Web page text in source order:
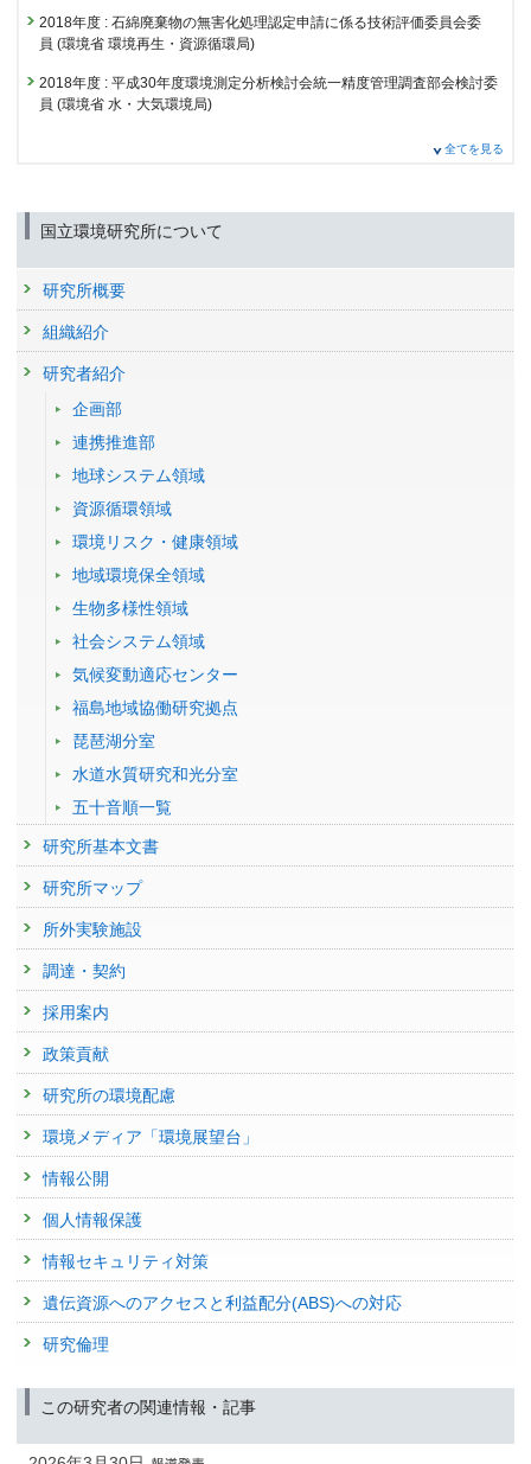
22657 : 災害時の資源循環・廃棄物マネジメント強靭化戦略の確立
22773 : 負の遺産対策・難循環物質に係る処理技術及び計測手法の開発・
評価
22774 : 災害廃棄物の処理における石綿の適正管理に関する研究
2013年度
評価
22368 : 災害廃棄物の処理における石綿の適正管理に関する研究
22495 : アスベスト含有建材の選別手法確立と再生砕石の安全性評価に関
する研究
22523 : 災害廃棄物及び放射性物質汚染廃棄物等の処理処分等技術システ
ムの確立に関する研究
22526 : 放射性物質に汚染された廃棄物及び土壌等の安全かつ効率的な処
2012年度
21779 : 災害・放射性物質汚染廃棄物等の処理処分技術・システムの構築
21879 : 負の遺産対策・難循環物質に係る処理技術及び計測手法の開発・
する研究
22048 : 放射性物質に汚染された廃棄物等の安全かつ効率的な処理処分等
に関する調査研究
22052 : 災害廃棄物及び放射性物質汚染廃棄物等の処理処分等技術システ
ムの確立に関する研究
22106 : 資源循環・適正処理を支援する基盤技術研究
2011年度
21425 : 石綿含有廃棄物の処理・再資源化過程における石綿の適正管理に
関する研究
21504 : 負の遺産対策・難循環物質に係る処理技術及び計測手法の開発・
評価
21565 : アスベスト含有建材の選別手法確立と再生砕石の安全性評価に関
する研究
21588 : 資源循環・適正処理を支援する基盤技術研究
2010年度
21002 : 資源性・有害性をもつ物質の循環管理方策の立案と評価
21103 : 石綿含有廃棄物の処理・再資源化過程における石綿の適正管理に
関する研究
21146 : 試験評価・モニタリング手法の高度化・体系化
21169 : 廃棄物の不適正管理に伴う負の遺産対策
2009年度
20464 : 廃棄物の不適正管理に伴う負の遺産対策
20465 : 循環資源・廃棄物の試験評価・モニタリング手法の高度化・体系
20712 (2018)
焼却炉排ガス中の放射性セシウム濃度測定方法の粒子個数
Iino S.(飯野翔太), Takahashi K.(高橋克行), Shoji T.(庄司貴),
掲載誌 :廃棄物資源循環学会論文誌, 29:175-183 (2018)
福島第一原子力発電所近傍における解体工事従事者の外部
被ばく量の評価
発表者 : Yamamoto T.(山本貴士)
崎隆雄),Suzuki G.(鈴木剛)
康), Shiraishi F.(白石不二雄),
掲載誌 :保健物理, 52(4):259-264 (2017)
キレート処理済み一般廃棄物焼却飛灰粒子の元素分布の相
関分析によるTiの化学形態分析
発表者 :Kitamura H.(北村洋樹), Dahlan A. V.(Astryd Viandila Dahlan),
Tian Y.(田宇), Shimaoka T.(島岡隆行),
F.(高橋史武)
査読付き 原著論文
naphthalenes in an industrial waste incinerator
発表者 :Yamamoto T.(山本貴士)
掲載誌 : Environmental Science and Pollution Research, 1-9 (2016)
査読付き 原著論文
number concentration determined by transmission electron
microscopy
発表者 : Yamamoto T.(山本貴士)
Terazono A.(寺園淳)
掲載誌 :
Journal of Material Cycles and Waste Management, 1-9 (2016)
7.4 石綿（アスベスト）
発表者 :山本貴士
査読付き 原著論文
Development of a testing method for asbestos fibers in
treated materials of asbestos containing wastes by
transmission electron microscopy
Sakai S.
掲載誌 :
Destruction of polychlorinated naphthalenes by a high-
temperature melting treatment (GeoMelt Process)
発表者 :Yamamoto T.(山本貴士), Yasufumi K., Nakauchi H., Abuku T.,
Noma Y.
掲載誌 :Environmental Science and Pollution Research, 21(12):7557-
7566 (2014)
高温溶融によるポリ塩化ナフタレンの分解処理
学会等名称 :第34回廃棄物資源循環学会研究発表会 (2023)
予稿集名 : 同予稿集, 523-524
研究発表
AIを用いた位相差顕微鏡画像解析による気中アスベスト繊
, 岩崎一晴, 飯田裕貴子, 結城健一, 仲地史裕, 山城勇人,
予稿集名 :同予稿集, 246
大気降下物中マイクロプラスチックの調査
発表者 :山本貴士, 高田恭子
学会等名称 :
会) (2023)
予稿集名 :同要旨集, 433-434
研究発表
AIを用いた位相差顕微鏡画像解析による気中アスベスト繊
発表者 :山本貴士 , 岩崎一晴, 飯田裕貴子, 結城健一, 仲地史裕, 山城勇人,
豊口敏之,寺園淳
予稿集名 : 同要旨集
研究発表
告示13号別表第一の適用による飛灰溶出液中の六価クロム
分析精度の向上事例
学会等名称 :第33回廃棄物資源循環学会研究発表会 (2022)
予稿集名 :講演原稿2022, 475-476
研究発表
廃棄物処理施設からのマイクロプラスチック及び臭素系難
発表者 : 山本貴士 ,梶原夏子
学会等名称 :
第30回環境化学討論会 (2022)
予稿集名 : 同予稿集, 697-698
研究発表
AIを用いた位相差顕微鏡画像解析による気中アスベスト繊
維の迅速測定に関する基礎的検討
発表者 :山本貴士
豊口敏之,寺園淳
学会等名称 :
予稿集名 :同予稿集
研究発表
廃棄物処理施設から排出される空気中粒子・繊維状物質の
発表者 : 山本貴士
梶原夏子
学会等名称 :
予稿集名 :
研究発表
管理型最終処分場からの新規POPsおよびマイクロプラス
チックの排出実態
発表者 :梶原夏子, 宇智田奈津代,山本貴士
学会等名称 :第29回環境化学討論会 (2021)
予稿集名 :
研究発表
Environmental emission of POPs and microplastics from
発表者 : Kajiwara N.(梶原夏子)
2018年度 : 石綿廃棄物の無害化処理認定申請に係る技術評価委員会委
員 (環境省 環境再生・資源循環局)
2018年度 : 平成30年度環境測定分析検討会統一精度管理調査部会検討委
員 (環境省 水・大気環境局)
(（公社）日本作業環境
会)
2017年度:APT委員会委員(（一社）日本環境測定分析協会)
2017年度 :NEDO技術委員
2017年度 :
会環境放射能分科会委員
2017年度:平成29年度焼却処理の安全性等に関する検討会（第3回）委
2017年度: 平成29年度焼却処理の安全性等に関する検討会委員
福島地方環境事務所)
境省 福島地方環境事務所)
2017年度:結晶質シリカ、石綿等標準試料に関する専門家委員会委
(（公社）日本作業環境測定協会)
2017年度:平成29年度環境測定分析検討会統一精度管理調査部会検討委
(環境省 水・大気環境局)
2016年度:石綿分析に係るクロスチェック委員会委員
2016年度: 平成28年度環境測定分析検討会統一精度管理調査部会検討委
(環境省 水・大気環境局)
2015年度:平成27年度環境測定分析検討会統一精度管理調査部会検討委
員(環境省 水・大気環境局)
2015年度: APT委員会委員
2015年度:アスベスト分析法委員会委員
会)
2014年度:APT委員会委員(（一社）日本環境測定分析協会)
2014年度 :
（環境等））に係る技術委員会環境放射能分科会委員
術基盤機構)
2014年度 : 石綿廃棄物の無害化処理に係る技術等審査委員会委員
大臣官房廃棄物・リサイクル対策部)
2014年度:
員(環境省 水・大気環境局)
2013年度: 平成25年度廃棄物関連試料の放射能分析方法検討会委
員(（一社）廃棄物資源循環学会)
会)
2013年度:
2013年度:石綿廃棄物の無害化処理に係る技術等審査委員会委員
全てを見る
国立環境研究所について
研究所概要
組織紹介
研究者紹介
企画部
連携推進部
地球システム領域
資源循環領域
環境リスク・健康領域
地域環境保全領域
生物多様性領域
社会システム領域
気候変動適応センター
福島地域協働研究拠点
琵琶湖分室
水道水質研究和光分室
五十音順一覧
研究所基本文書
研究所マップ
所外実験施設
調達・契約
採用案内
政策貢献
研究所の環境配慮
環境メディア「環境展望台」
情報公開
個人情報保護
情報セキュリティ対策
遺伝資源へのアクセスと利益配分(ABS)への対応
研究倫理
この研究者の関連情報・記事